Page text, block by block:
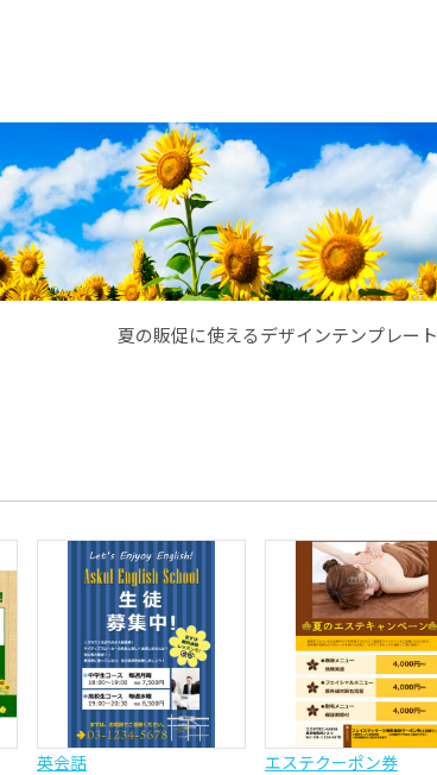
夏の販促に使えるデザインテンプレー
英会話 エステクーポン券